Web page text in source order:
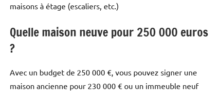
maisons à étage (escaliers, etc.)
Quelle maison neuve pour 250 000 euros
?
Avec un budget de 250 000 €, vous pouvez signer une
maison ancienne pour 230 000 € ou un immeuble neuf